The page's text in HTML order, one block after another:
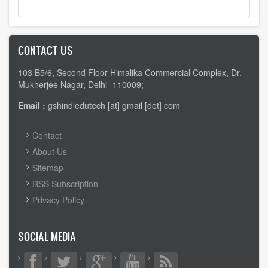
CONTACT US
103 B5/6, Second Floor Himalika Commercial Complex, Dr.
Mukherjee Nagar, Delhi -110009;
Email : gshindiedutech [at] gmail [dot] com
FOOTER
MENU
Contact
About Us
Sitemap
RSS Subscription
Privacy Policy
SOCIAL MEDIA